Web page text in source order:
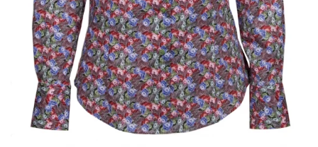
Stand-
courtes
POLOS
FEMME
Imprimés
Chaussettes
Boxers
Accessoires